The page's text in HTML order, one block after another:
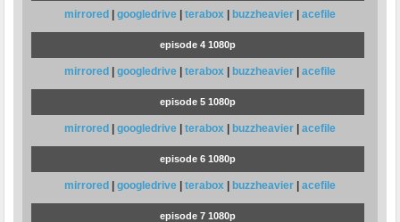
mirrored googledrive terabox buzzheavier acefile
episode 4 1080p
mirrored googledrive terabox buzzheavier acefile
episode 5 1080p
mirrored googledrive terabox buzzheavier acefile
episode 6 1080p
mirrored googledrive terabox buzzheavier acefile
episode 7 1080p